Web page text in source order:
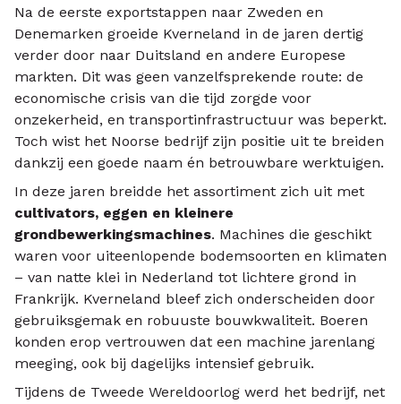
Na de eerste exportstappen naar Zweden en
Denemarken groeide Kverneland in de jaren dertig
verder door naar Duitsland en andere Europese
markten. Dit was geen vanzelfsprekende route: de
economische crisis van die tijd zorgde voor
onzekerheid, en transportinfrastructuur was beperkt.
Toch wist het Noorse bedrijf zijn positie uit te breiden
dankzij een goede naam én betrouwbare werktuigen.
In deze jaren breidde het assortiment zich uit met
cultivators, eggen en kleinere
grondbewerkingsmachines. Machines die geschikt
waren voor uiteenlopende bodemsoorten en klimaten
– van natte klei in Nederland tot lichtere grond in
Frankrijk. Kverneland bleef zich onderscheiden door
gebruiksgemak en robuuste bouwkwaliteit. Boeren
konden erop vertrouwen dat een machine jarenlang
meeging, ook bij dagelijks intensief gebruik.
Tijdens de Tweede Wereldoorlog werd het bedrijf, net